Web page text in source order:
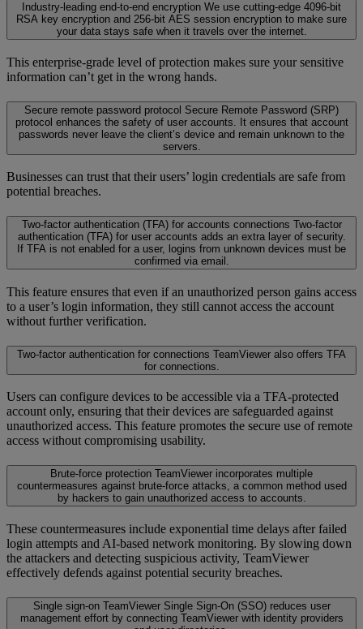
Industry-leading end-to-end encryption We use cutting-edge 4096-bit
RSA key encryption and 256-bit AES session encryption to make sure
your data stays safe when it travels over the internet.
This enterprise-grade level of protection makes sure your sensitive
information can’t get in the wrong hands.
Secure remote password protocol Secure Remote Password (SRP)
protocol enhances the safety of user accounts. It ensures that account
passwords never leave the client’s device and remain unknown to the
servers.
Businesses can trust that their users’ login credentials are safe from
potential breaches.
Two-factor authentication (TFA) for accounts connections Two-factor
authentication (TFA) for user accounts adds an extra layer of security.
If TFA is not enabled for a user, logins from unknown devices must be
confirmed via email.
This feature ensures that even if an unauthorized person gains access
to a user’s login information, they still cannot access the account
without further verification.
Two-factor authentication for connections TeamViewer also offers TFA
for connections.
Users can configure devices to be accessible via a TFA-protected
account only, ensuring that their devices are safeguarded against
unauthorized access. This feature promotes the secure use of remote
access without compromising usability.
Brute-force protection TeamViewer incorporates multiple
countermeasures against brute-force attacks, a common method used
by hackers to gain unauthorized access to accounts.
These countermeasures include exponential time delays after failed
login attempts and AI-based network monitoring. By slowing down
the attackers and detecting suspicious activity, TeamViewer
effectively defends against potential security breaches.
Single sign-on TeamViewer Single Sign-On (SSO) reduces user
management effort by connecting TeamViewer with identity providers